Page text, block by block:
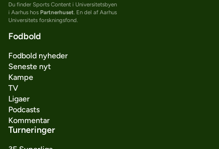
Du finder Sports Content i Universitetsbyen
i Aarhus hos Partnerhuset . En del af Aarhus
Universitets forskningsfond.
Fodbold
Fodbold nyheder
Seneste nyt
Kampe
TV
Ligaer
Podcasts
Kommentar
Turneringer